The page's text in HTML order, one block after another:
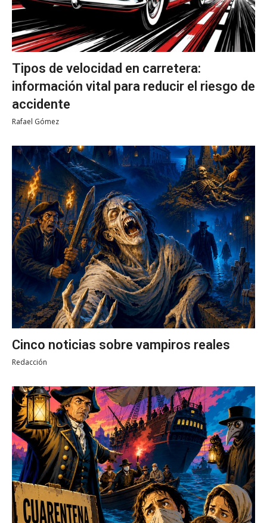
Tipos de velocidad en carretera:
información vital para reducir el riesgo de
accidente
Rafael Gómez
Cinco noticias sobre vampiros reales
Redacción